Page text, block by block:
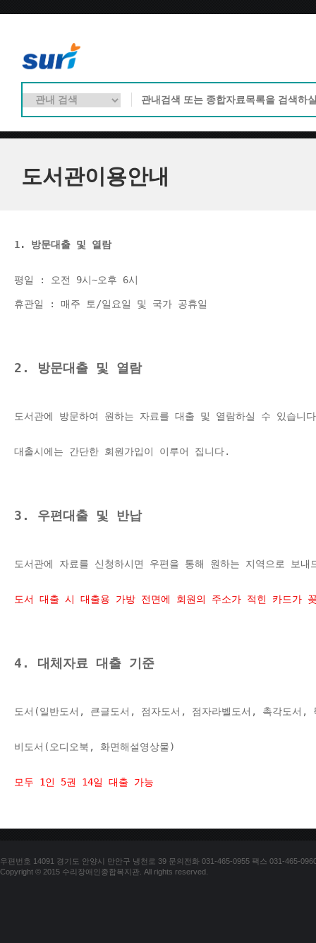
도서관이용안내
1. 방문대출 및 열람
평일 : 오전 9시~오후 6시
휴관일 : 매주 토/일요일 및 국가 공휴일
2. 방문대출 및 열람
도서관에 방문하여 원하는 자료를 대출 및 열람하실 수 있습니
대출시에는 간단한 회원가입이 이루어 집니다.
3. 우편대출 및 반납
도서관에 자료를 신청하시면 우편을 통해 원하는 지역으로 보내
도서 대출 시 대출용 가방 전면에 회원의 주소가 적힌 카드가
4. 대체자료 대출 기준
도서(일반도서, 큰글도서, 점자도서, 점자라벨도서, 촉각도서,
비도서(오디오북, 화면해설영상물)
모두 1인 5권 14일 대출 가능
우편번호 14091 경기도 안양시 만안구 냉천로 39 문의전화 031-465-0955 팩스 031-465-
Copyright © 2015 수리장애인종합복지관. All rights reserved.